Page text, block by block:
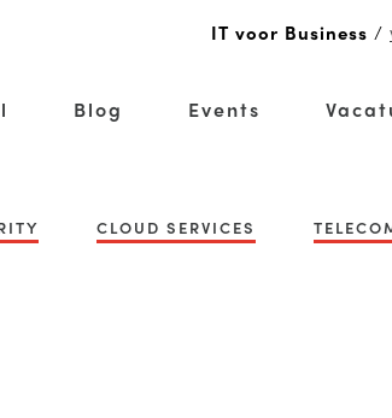
Blog Events
CLOUD SERVICES
IT voor Business /